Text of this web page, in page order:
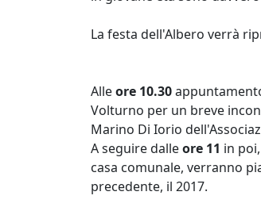
La festa dell'Albero verrà
Alleore 10.30
Volturno per un breve
Marino Di Iorio
A seguire dalleore 11 in
casa comunale, verranno
precedente, il 2017.